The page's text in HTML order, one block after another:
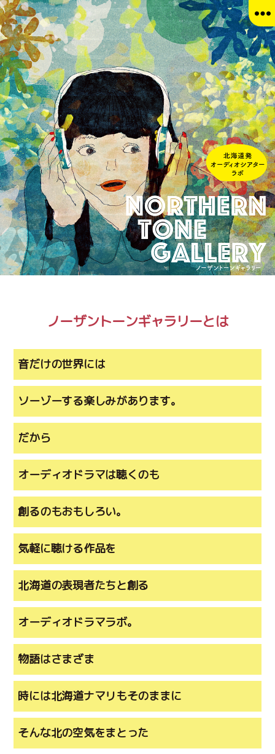
ノーザントーンギャラリーとは
音だけの世界には
ソーゾーする楽しみがあります。
だから
オーディオドラマは聴くのも
創るのもおもしろい。
気軽に聴ける作品を
北海道の表現者たちと創る
オーディオドラマラボ。
物語はさまざま
時には北海道ナマリもそのままに
そんな北の空気をまとった